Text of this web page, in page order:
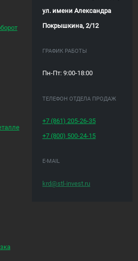
ул. имени Александра
Покрышкина, 2/12
ГРАФИК РАБОТЫ
Пн-Пт: 9:00-18:00
ТЕЛЕФОН ОТДЕЛА ПРОДАЖ
+7 (861)205-26-35
+7 (800) 500-24-15
E-MAIL
krd@stl-invest.ru